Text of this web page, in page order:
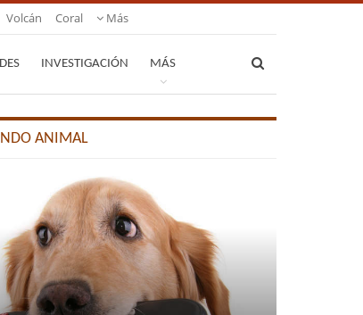
Volcán Coral Más
INVESTIGACIÓN MÁS
ANIMAL